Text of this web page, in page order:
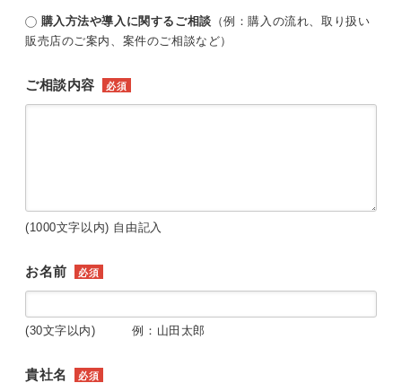
購入方法や導入に関するご相談 （例：購入の流れ、取り扱い
販売店のご案内、案件のご相談など）
ご相談内容 必須
(1000文字以内) 自由記入
お名前 必須
(30文字以内) 例：山田太郎
貴社名 必須